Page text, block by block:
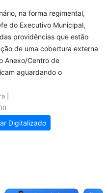
na forma regimental,
do Executivo Municipal,
providências que estão
de uma cobertura externa
Anexo/Centro de
aguardando o
|
Digitalizado